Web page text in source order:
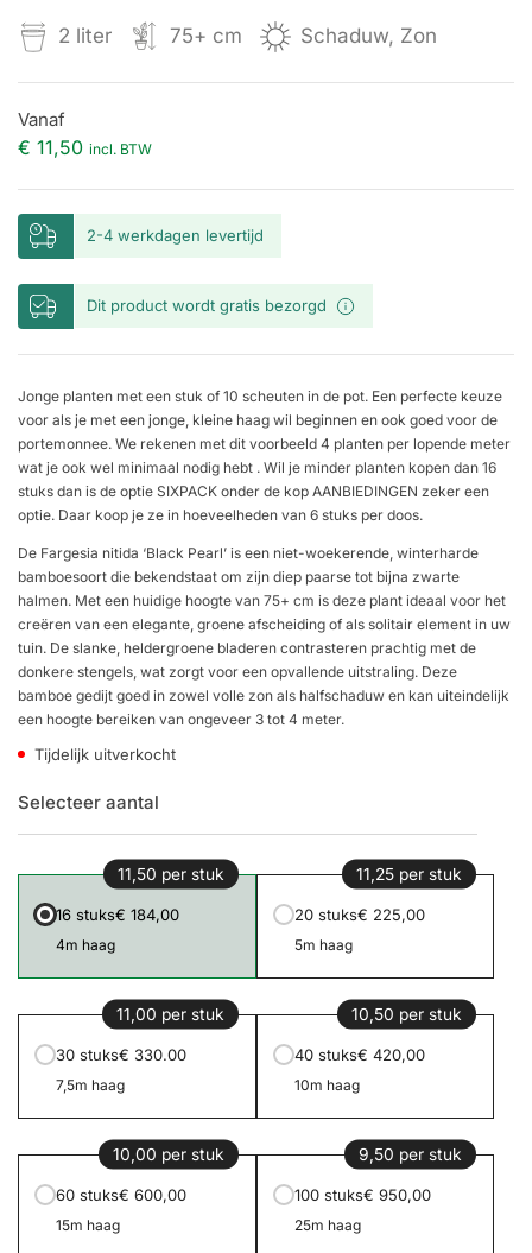
2 liter 75+ cm Schaduw, Zon
Vanaf
€ 11,50 incl. BTW
2-4 werkdagen levertijd
Dit product wordt gratis bezorgd
Jonge planten met een stuk of 10 scheuten in de pot. Een perfecte keuze
voor als je met een jonge, kleine haag wil beginnen en ook goed voor de
portemonnee. We rekenen met dit voorbeeld 4 planten per lopende meter
wat je ook wel minimaal nodig hebt . Wil je minder planten kopen dan 16
stuks dan is de optie SIXPACK onder de kop AANBIEDINGEN zeker een
optie. Daar koop je ze in hoeveelheden van 6 stuks per doos.
De Fargesia nitida ‘Black Pearl’ is een niet-woekerende, winterharde
bamboesoort die bekendstaat om zijn diep paarse tot bijna zwarte
halmen. Met een huidige hoogte van 75+ cm is deze plant ideaal voor het
creëren van een elegante, groene afscheiding of als solitair element in uw
tuin. De slanke, heldergroene bladeren contrasteren prachtig met de
donkere stengels, wat zorgt voor een opvallende uitstraling. Deze
bamboe gedijt goed in zowel volle zon als halfschaduw en kan uiteindelijk
een hoogte bereiken van ongeveer 3 tot 4 meter.
Tijdelijk uitverkocht
Selecteer aantal
11,50 per stuk
16 stuks€ 184,00
4m haag
11,25 per stuk
20 stuks€ 225,00
5m haag
11,00 per stuk
30 stuks€ 330.00
7,5m haag
10,50 per stuk
40 stuks€ 420,00
10m haag
10,00 per stuk
60 stuks€ 600,00
15m haag
9,50 per stuk
100 stuks€ 950,00
25m haag